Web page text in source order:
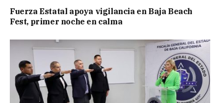
Fuerza Estatal apoya vigilancia en Baja Beach
Fest, primer noche en calma